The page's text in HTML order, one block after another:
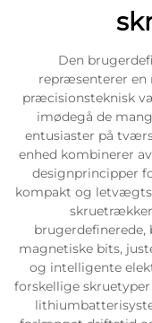
Den
repræsenterer
præcisionsteknisk
imødegå de
entusiaster på
enhed kombinerer
designprincipper
kompakt og
magnetiske bits,
og intelligente
forskellige